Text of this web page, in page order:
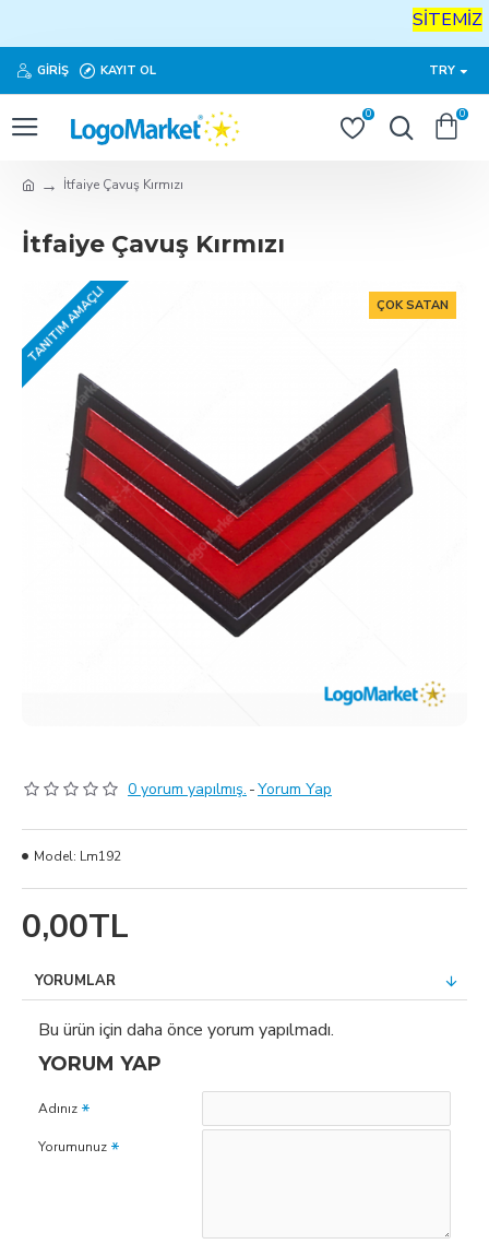
SİTEMİZE
GIRIŞ KAYIT OL TRY
0 0
İtfaiye Çavuş Kırmızı
İtfaiye Çavuş Kırmızı
ÇOK SATAN
TANITIM AMAÇLI
0 yorum yapılmış. -Yorum Yap
0,00TL
Model: Lm192
YORUMLAR
Bu ürün için daha önce yorum yapılmadı.
YORUM YAP
Adınız
Yorumunuz